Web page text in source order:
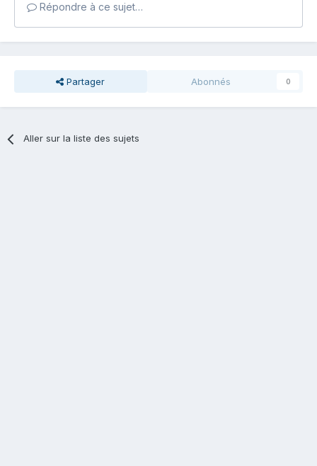
Répondre à ce sujet…
Partager Abonnés 0
Aller sur la liste des sujets